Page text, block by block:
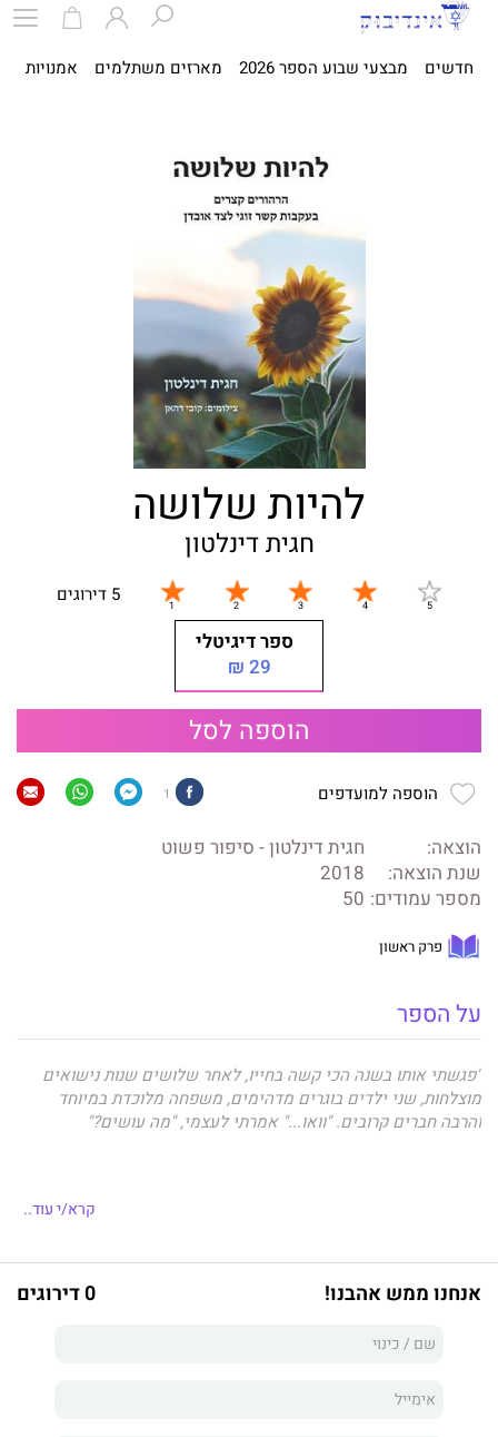
חדשים מבצעי שבוע הספר 2026 מארזים משתלמים אמנויות
להיות שלושה
חגית דינלטון
5 דירוגים
ספר דיגיטלי
29 ₪
הוספה לסל
הוספה למועדפים 1
הוצאה:
חגית דינלטון - סיפור פשוט
שנת הוצאה:
2018
מספר עמודים: 50
פרק ראשון
על הספר
"פגשתי אותו בשנה הכי קשה בחייו, לאחר שלושים שנות נישואים
מוצלחות, שני ילדים בוגרים מדהימים, משפחה מלוכדת במיוחד
והרבה חברים קרובים. "וואו..." אמרתי לעצמי, "מה עושים?"
מחקרים רבים בחנו בני זוג שחוו אובדן. אולם, כמעט ולא בוצעו
בן זוג המצטרף לזוגיות לצד אובדן, נע במסלול לעיתים סבוך ובדרך לא
פשוטה.
בניסיון לא ליפול אל תוך התהיות והפחדים.
תנועתיות זו בחיפוש אחר הדרך הבטוחה בתוך כל התחושות הלא
קרא/י עוד..
אנחנו ממש אהבנו! 0 דירוגים